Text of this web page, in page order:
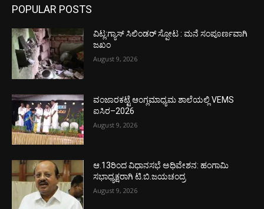
POPULAR POSTS
ವಿಟ್ಲ:ಗ್ಯಾಸ್ ಸಿಲಿಂಡರ್ ಸ್ಪೋಟ : ಮನೆ ಸಂಪೂರ್ಣವಾಗಿ
ಜಖಂ
August 9, 2026
ವಂಜಾರಕಟ್ಟೆ ಆಂಗ್ಲಮಾಧ್ಯಮ ಶಾಲೆಯಲ್ಲಿ VEMS
ಐಸಿರ–2026
August 9, 2026
ಆ.13ರಿಂದ ವಿಧಾನಸಭೆ ಅಧಿವೇಶನ: ಹಂಗಾಮಿ
ಸಭಾಧ್ಯಕ್ಷರಾಗಿ ಟಿ.ಬಿ.ಜಯಚಂದ್ರ
August 9, 2026